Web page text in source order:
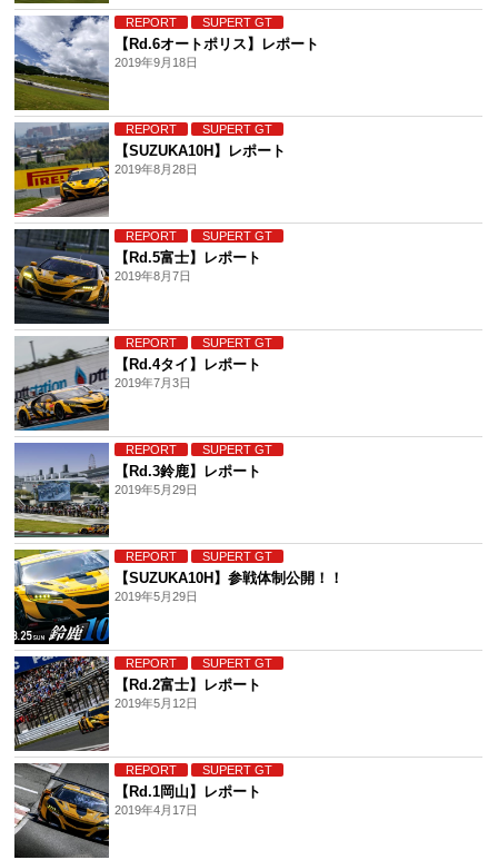
REPORT SUPERT GT
【Rd.6オートポリス】レポート
2019年9月18日
REPORT SUPERT GT
【SUZUKA10H】レポート
2019年8月28日
REPORT SUPERT GT
【Rd.5富士】レポート
2019年8月7日
REPORT SUPERT GT
【Rd.4タイ】レポート
2019年7月3日
REPORT SUPERT GT
【Rd.3鈴鹿】レポート
2019年5月29日
REPORT SUPERT GT
【SUZUKA10H】参戦体制公開！！
2019年5月29日
REPORT SUPERT GT
【Rd.2富士】レポート
2019年5月12日
REPORT SUPERT GT
【Rd.1岡山】レポート
2019年4月17日